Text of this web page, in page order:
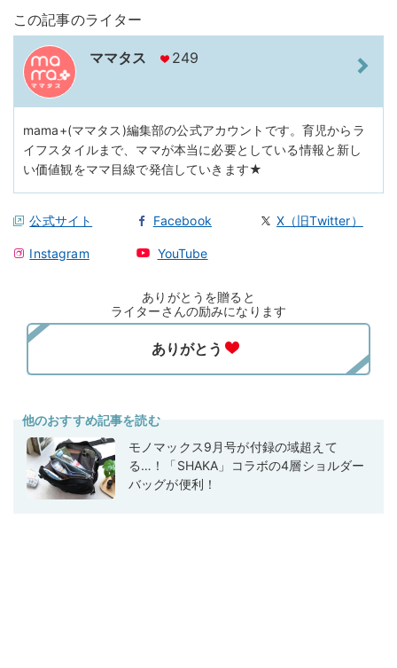
この記事のライター
ママタス 249
mama+(ママタス)編集部の公式アカウントです。育児からラ
イフスタイルまで、ママが本当に必要としている情報と新し
い価値観をママ目線で発信していきます★
公式サイト Facebook X（旧Twitter）
Instagram YouTube
ありがとうを贈ると
ライターさんの励みになります
他のおすすめ記事を読む
モノマックス9月号が付録の域超えて
る…！「SHAKA」コラボの4層ショルダー
バッグが便利！